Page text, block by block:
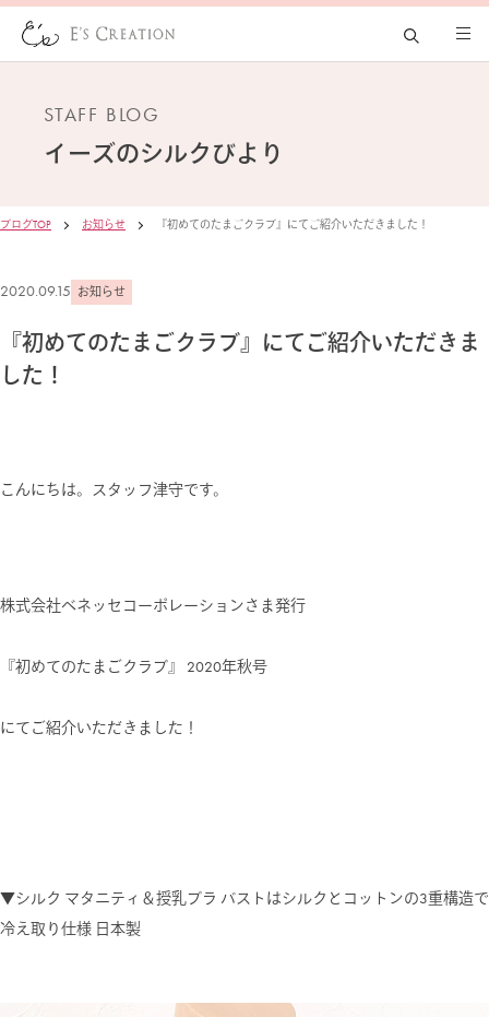
STAFF BLOG
イーズのシルクびより
ブログTOP お知らせ 『初めてのたまごクラブ』にてご紹介いただきました！
2020.09.15 お知らせ
『初めてのたまごクラブ』にてご紹介いただきま
した！
こんにちは。スタッフ津守です。
株式会社ベネッセコーポレーションさま発行
『初めてのたまごクラブ』 2020年秋号
にてご紹介いただきました！
▼シルク マタニティ＆授乳ブラ バストはシルクとコットンの3重構造で
冷え取り仕様 日本製